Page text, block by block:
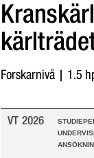
Forskarnivå | 1.5
VT 2026